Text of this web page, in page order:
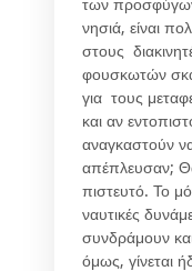
των
νησιά, είναι
στους
φουσκωτών
για τους
και αν
αναγκαστούν
απέπλευσαν; Θα
πιστευτό. Το
ναυτικές
συνδράμουν
όμως, γίνεται